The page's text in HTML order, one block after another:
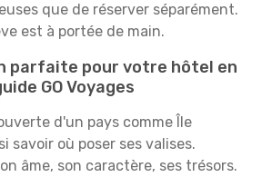
que de réserver séparément.
est à portée de main.
parfaite pour votre hôtel en
GO Voyages
d'un pays comme Île
savoir où poser ses valises.
âme, son caractère, ses trésors.